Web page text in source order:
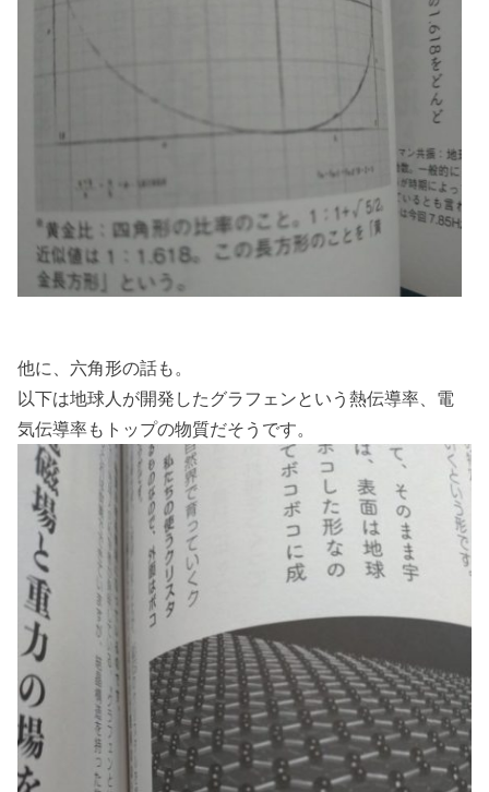
他に、六角形の話も。
以下は地球人が開発したグラフェンという熱伝導率、電
気伝導率もトップの物質だそうです。